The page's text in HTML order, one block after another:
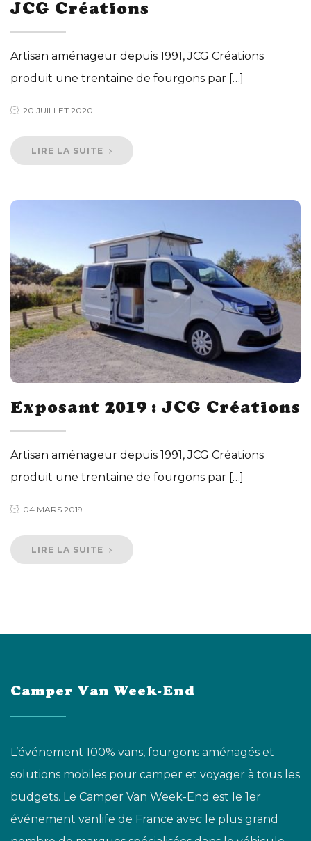
JCG Créations
Artisan aménageur depuis 1991, JCG Créations
produit une trentaine de fourgons par […]
20 JUILLET 2020
LIRE LA SUITE
Exposant 2019 : JCG Créations
Artisan aménageur depuis 1991, JCG Créations
produit une trentaine de fourgons par […]
04 MARS 2019
LIRE LA SUITE
Camper Van Week-End
L’événement 100% vans, fourgons aménagés et
solutions mobiles pour camper et voyager à tous les
budgets. Le Camper Van Week-End est le 1er
événement vanlife de France avec le plus grand